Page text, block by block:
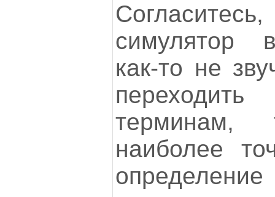
симулятор
как-то не
терминам,
наиболее